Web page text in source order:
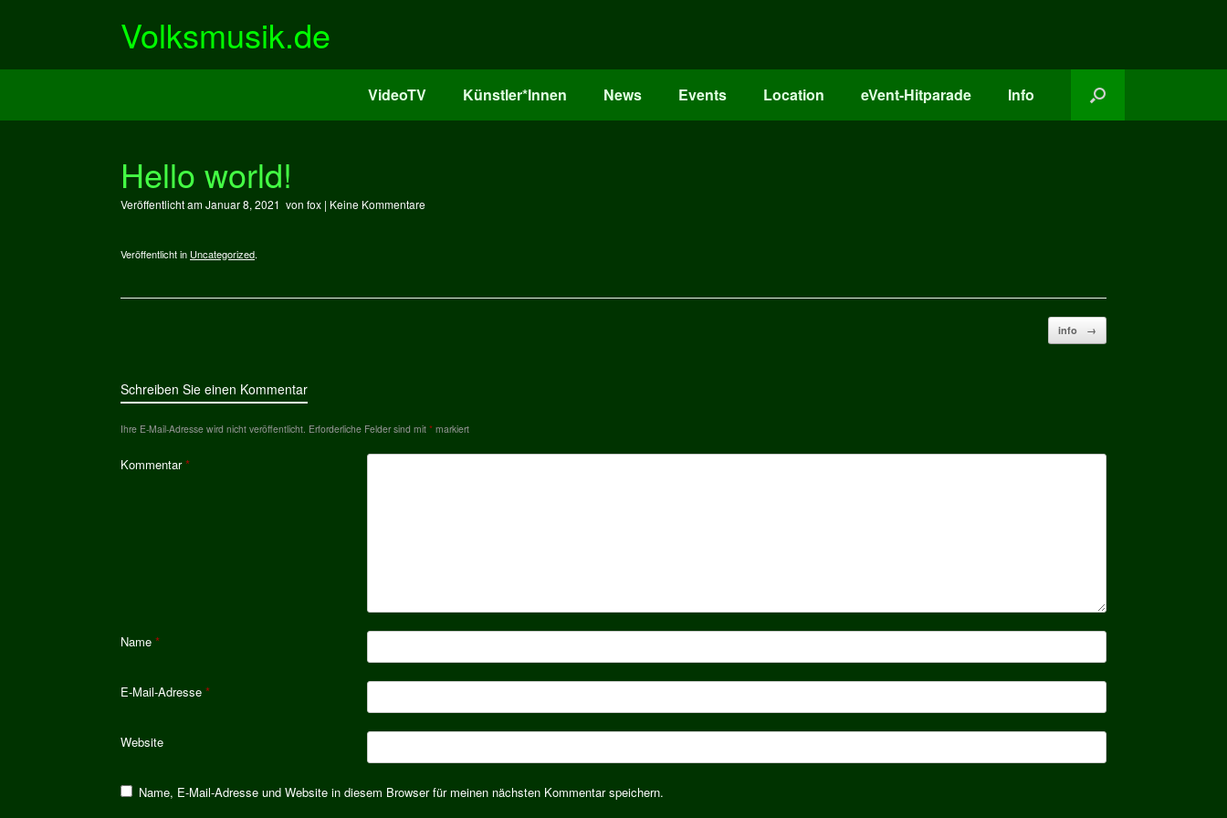
Volksmusik.de
VideoTV Künstler*Innen News Events Location eVent-Hitparade Info
Hello world!
Veröffentlicht amJanuar 8, 2021 von fox | Keine Kommentare
Veröffentlicht in Uncategorized.
info →
Schreiben Sie einen Kommentar
Ihre E-Mail-Adresse wird nicht veröffentlicht. Erforderliche Felder sind mit * markiert
Kommentar*
Name *
E-Mail-Adresse *
Website
Name, E-Mail-Adresse und Website in diesem Browser für meinen nächsten Kommentar speichern.